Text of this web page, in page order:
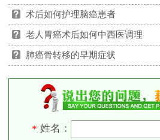
术后如何护理脑癌患者
老人胃癌术后如何中西医调理
肺癌骨转移的早期症状
* 姓名：